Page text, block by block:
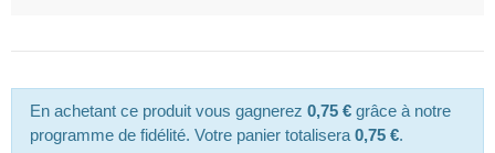
En achetant ce produit vous gagnerez 0,75 € grâce à notre
programme de fidélité. Votre panier totalisera 0,75 €.